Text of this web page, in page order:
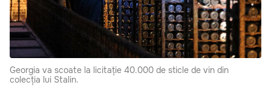
Georgia va scoate la licitație 40.000 de sticle de vin din
colecția lui Stalin.